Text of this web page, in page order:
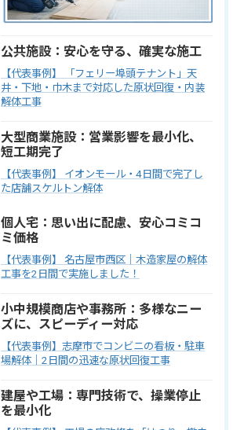
公共施設：安心を守る、確実な施工
【代表事例】 「フェリー埠頭テナント」天
井・下地・巾木まで対応した原状回復・内装
解体工事
大型商業施設：営業影響を最小化、
短工期完了
【代表事例】 イオンモール・4日間で完了し
た店舗スケルトン解体
個人宅：思い出に配慮、安心コミコ
ミ価格
【代表事例】 名古屋市西区｜木造家屋の解体
工事を2日間で実施しました！
小中規模商店や事務所：多様なニー
ズに、スピーディー対応
【代表事例】志摩市でコンビニの看板・駐車
場解体｜2日間の迅速な原状回復工事
建屋や工場：専門技術で、操業停止
を最小化